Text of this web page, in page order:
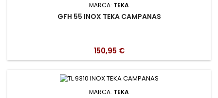
MARCA: TEKA
GFH 55 INOX TEKA CAMPANAS
150,95 €
MARCA: TEKA